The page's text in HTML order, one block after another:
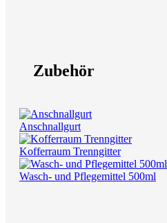
Zubehör
Anschnallgurt
Kofferraum Trenngitter
Wasch- und Pflegemittel 500ml